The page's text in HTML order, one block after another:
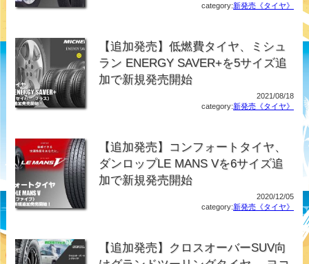
category:新発売《タイヤ》
【追加発売】低燃費タイヤ、ミシュ
ラン ENERGY SAVER+を5サイズ追
加で新規発売開始
2021/08/18
category:新発売《タイヤ》
【追加発売】コンフォートタイヤ、
ダンロップLE MANS Vを6サイズ追
加で新規発売開始
2020/12/05
category:新発売《タイヤ》
【追加発売】クロスオーバーSUV向